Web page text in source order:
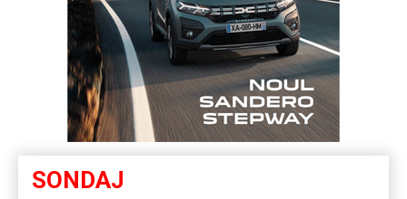
SONDAJ